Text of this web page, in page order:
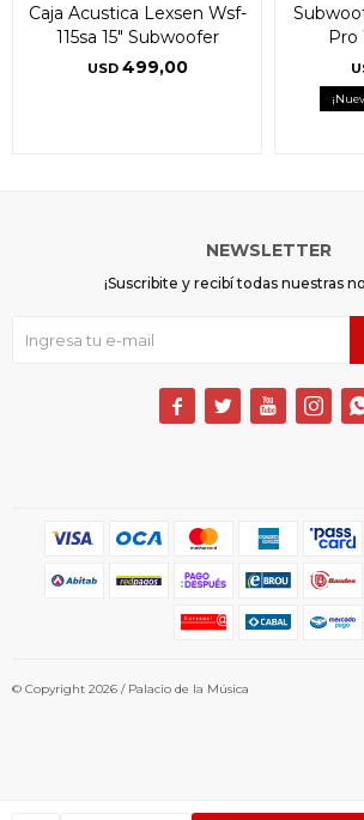
Caja Acustica Lexsen Wsf-
115sa 15" Subwoofer
USD 499,00
Pro
NEWSLETTER
¡Suscribite y recibí todas nuestras
   
© Copyright 2026 / Palacio de la Música